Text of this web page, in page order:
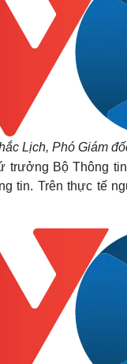
Lịch, Phó Giám
trưởng Bộ Thông
tin. Trên thực tế